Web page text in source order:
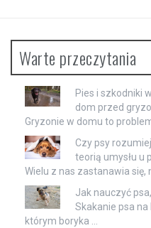
Warte przeczytania
Pies i szkodniki
dom przed
Gryzonie w domu to
Czy psy
teorią umysłu u
Wielu z nas zastanawia się,
Jak nauczyć
Skakanie psa
którym boryka …